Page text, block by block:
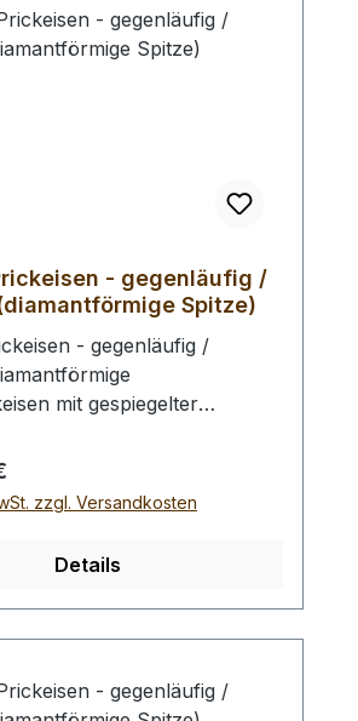
- gegenläufig /
Spitze)
- gegenläufig /
mit gespiegelter
so ist es möglich
Nahbilder z.B. an Gürteln
(s. Bild 4). Ebenso kann von
perfektes Nahtergebnis zu
Prickeisen standard,
reverse), s. Bild 5-7.
Eisen ist von Hand
zzgl. Versandkosten
Details